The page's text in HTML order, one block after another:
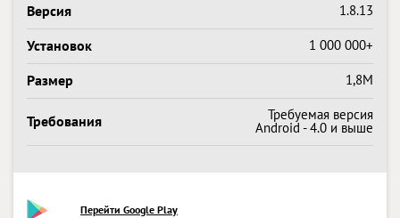
Версия 1.8.13
Установок 1 000 000+
Размер 1,8M
Требования Требуемая версия
Android - 4.0 и выше
Перейти Google Play